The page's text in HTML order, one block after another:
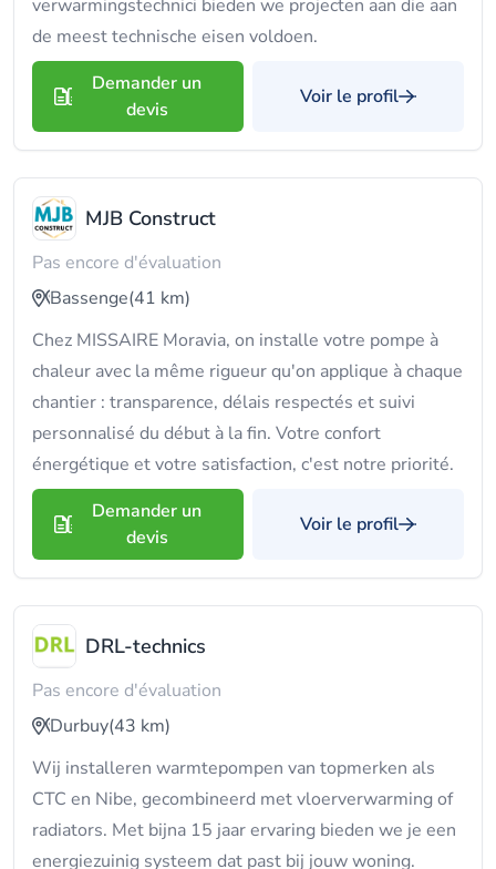
verwarmingstechnici bieden we projecten aan die aan
de meest technische eisen voldoen.
Demander un
devis
Voir le profil
MJB Construct
Pas encore d'évaluation
Bassenge(41 km)
Chez MISSAIRE Moravia, on installe votre pompe à
chaleur avec la même rigueur qu'on applique à chaque
chantier : transparence, délais respectés et suivi
personnalisé du début à la fin. Votre confort
énergétique et votre satisfaction, c'est notre priorité.
Demander un
devis
Voir le profil
DRL-technics
Pas encore d'évaluation
Durbuy(43 km)
Wij installeren warmtepompen van topmerken als
CTC en Nibe, gecombineerd met vloerverwarming of
radiators. Met bijna 15 jaar ervaring bieden we je een
energiezuinig systeem dat past bij jouw woning.